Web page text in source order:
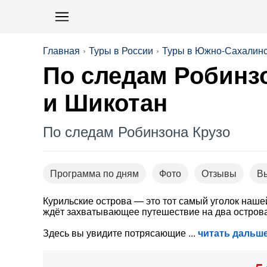
Главная Туры в России Туры в Южно-
По следам
и Шикотан
По следам Робинзона Крузо
Программа по дням Фото Отзывы
Курильские острова — это тот самый уголок
ждёт захватывающее путешествие на два
Здесь вы увидите потрясающие
читать